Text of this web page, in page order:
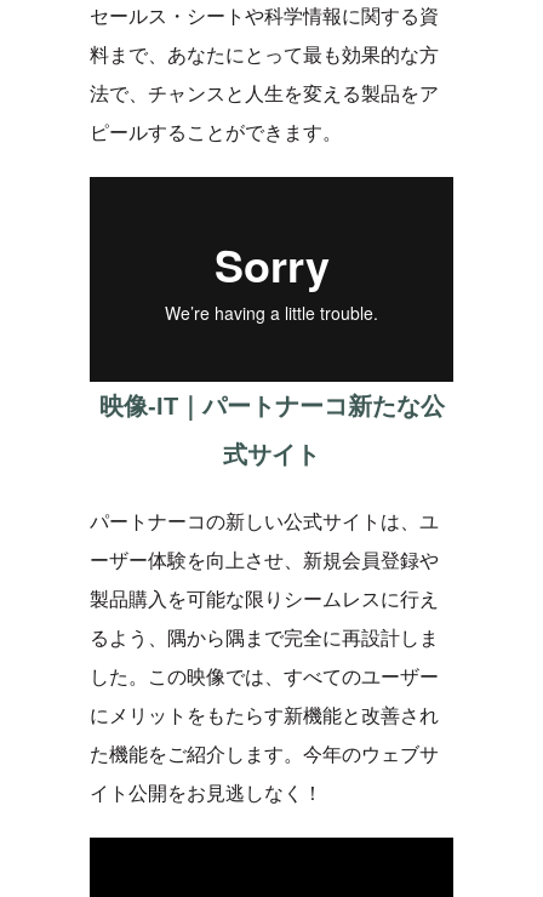
セールス・シートや科学情報に関する資
料まで、あなたにとって最も効果的な方
法で、チャンスと人生を変える製品をア
ピールすることができます。
映像-IT｜パートナーコ新たな公
式サイト
パートナーコの新しい公式サイトは、ユ
ーザー体験を向上させ、新規会員登録や
製品購入を可能な限りシームレスに行え
るよう、隅から隅まで完全に再設計しま
した。この映像では、すべてのユーザー
にメリットをもたらす新機能と改善され
た機能をご紹介します。今年のウェブサ
イト公開をお見逃しなく！